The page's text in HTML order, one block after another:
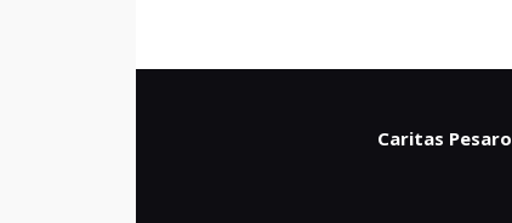
Caritas Pesaro